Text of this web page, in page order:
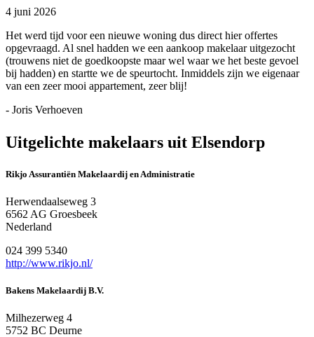
4 juni 2026
Het werd tijd voor een nieuwe woning dus direct hier offertes
opgevraagd. Al snel hadden we een aankoop makelaar uitgezocht
(trouwens niet de goedkoopste maar wel waar we het beste gevoel
bij hadden) en startte we de speurtocht. Inmiddels zijn we eigenaar
van een zeer mooi appartement, zeer blij!
- Joris Verhoeven
Uitgelichte makelaars uit Elsendorp
Rikjo Assurantiën Makelaardij en Administratie
Herwendaalseweg 3
6562 AG Groesbeek
Nederland
024 399 5340
http://www.rikjo.nl/
Bakens Makelaardij B.V.
Milhezerweg 4
5752 BC Deurne